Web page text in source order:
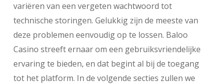
variëren van een vergeten wachtwoord tot
technische storingen. Gelukkig zijn de meeste van
deze problemen eenvoudig op te lossen. Baloo
Casino streeft ernaar om een gebruiksvriendelijke
ervaring te bieden, en dat begint al bij de toegang
tot het platform. In de volgende secties zullen we